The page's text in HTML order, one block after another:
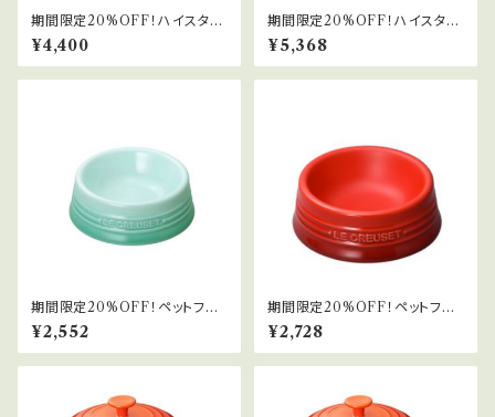
期間限定20%OFF！ハイスタン
ドフードボール
¥4,400
期間限定20%OFF！ハイスタン
ドフードボール(ディープ)
¥5,368
期間限定20%OFF！ペットフー
ドボール(SS)
¥2,552
期間限定20%OFF！ペットフー
ドボール(S)
¥2,728